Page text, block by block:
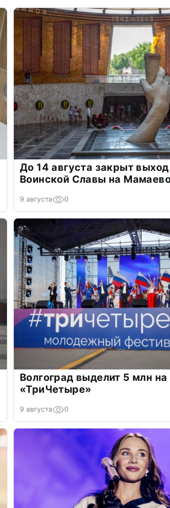
До 14 августа закрыт
Воинской Славы на
9 августа 0
Волгоград выделит 5 млн
«ТриЧетыре»
9 августа 0